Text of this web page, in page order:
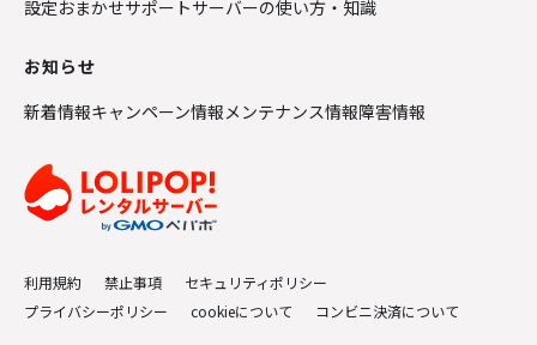
設定おまかせサポートサーバーの使い方・知識
お知らせ
新着情報キャンペーン情報メンテナンス情報障害情報
利用規約 禁止事項
セキュリティポリシー
プライバシーポリシー
cookieについて コンビニ決済について